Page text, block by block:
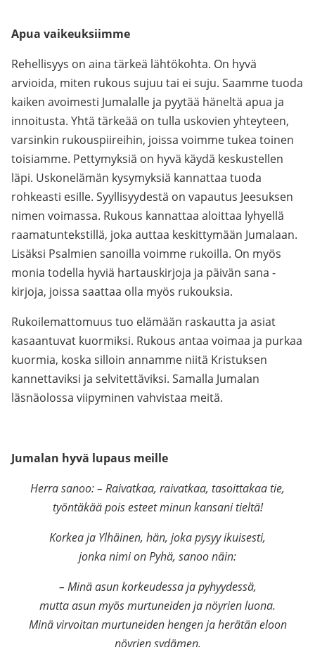
Apua vaikeuksiimme
Rehellisyys on aina tärkeä lähtökohta. On hyvä
arvioida, miten rukous sujuu tai ei suju. Saamme tuoda
kaiken avoimesti Jumalalle ja pyytää häneltä apua ja
innoitusta. Yhtä tärkeää on tulla uskovien yhteyteen,
varsinkin rukouspiireihin, joissa voimme tukea toinen
toisiamme. Pettymyksiä on hyvä käydä keskustellen
läpi. Uskonelämän kysymyksiä kannattaa tuoda
rohkeasti esille. Syyllisyydestä on vapautus Jeesuksen
nimen voimassa. Rukous kannattaa aloittaa lyhyellä
raamatuntekstillä, joka auttaa keskittymään Jumalaan.
Lisäksi Psalmien sanoilla voimme rukoilla. On myös
monia todella hyviä hartauskirjoja ja päivän sana -
kirjoja, joissa saattaa olla myös rukouksia.
Rukoilemattomuus tuo elämään raskautta ja asiat
kasaantuvat kuormiksi. Rukous antaa voimaa ja purkaa
kuormia, koska silloin annamme niitä Kristuksen
kannettaviksi ja selvitettäviksi. Samalla Jumalan
läsnäolossa viipyminen vahvistaa meitä.
Jumalan hyvä lupaus meille
Herra sanoo: – Raivatkaa, raivatkaa, tasoittakaa tie,
työntäkää pois esteet minun kansani tieltä!
Korkea ja Ylhäinen, hän, joka pysyy ikuisesti,
jonka nimi on Pyhä, sanoo näin:
– Minä asun korkeudessa ja pyhyydessä,
mutta asun myös murtuneiden ja nöyrien luona.
Minä virvoitan murtuneiden hengen ja herätän eloon
nöyrien sydämen.